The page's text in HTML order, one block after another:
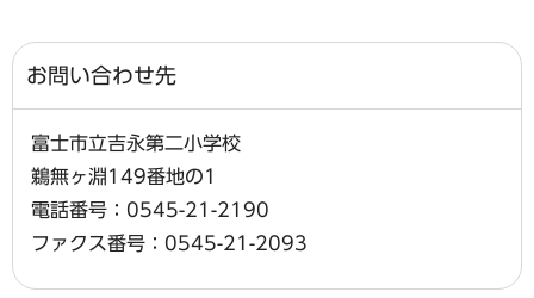
お問い合わせ先
富士市立吉永第二小学校
鵜無ヶ淵149番地の1
電話番号：0545-21-2190
ファクス番号：0545-21-2093